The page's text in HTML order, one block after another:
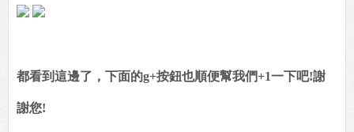
都看到這邊了，下面的g+按鈕也順便幫我們+1一下吧!謝
謝您!